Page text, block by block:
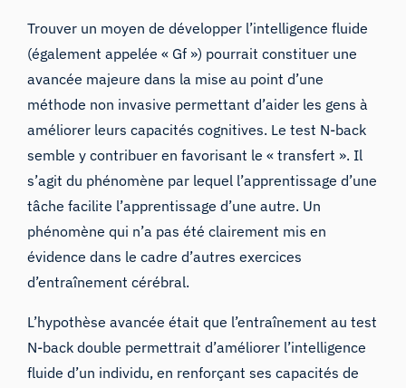
Trouver un moyen de développer l’intelligence fluide
(également appelée « Gf ») pourrait constituer une
avancée majeure dans la mise au point d’une
méthode non invasive permettant d’aider les gens à
améliorer leurs capacités cognitives. Le test N-back
semble y contribuer en favorisant le « transfert ». Il
s’agit du phénomène par lequel l’apprentissage d’une
tâche facilite l’apprentissage d’une autre. Un
phénomène qui n’a pas été clairement mis en
évidence dans le cadre d’autres exercices
d’entraînement cérébral.
L’hypothèse avancée était que l’entraînement au test
N-back double permettrait d’améliorer l’intelligence
fluide d’un individu, en renforçant ses capacités de